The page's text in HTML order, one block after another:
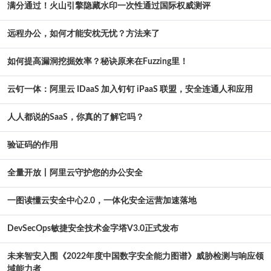
满分通过！火山引擎隐藏水印一次性通过国际权威测评
远程办公，如何才能安枕无忧？方法来了
如何提高漏洞挖掘效率？秘诀原来在Fuzzing里！
云钉一体：阿里云 IDaaS 加入钉钉 iPaaS 联盟，安全连通人和应用
人人都说的SaaS，你真的了解它吗？
验证码的作用
全量开放丨阿里云守护您的办公安全
一图读懂云安全中心2.0，一体化安全运营加速落地
DevSecOps敏捷安全技术金字塔V3.0正式发布
未来智安入围《2022年度中国数字安全能力图谱》威胁检测与响应领
域能力者